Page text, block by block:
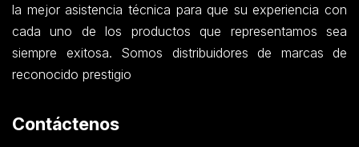
la mejor asistencia técnica para que su experiencia con
cada uno de los productos que representamos sea
siempre exitosa. Somos distribuidores de marcas de
reconocido prestigio
Contáctenos